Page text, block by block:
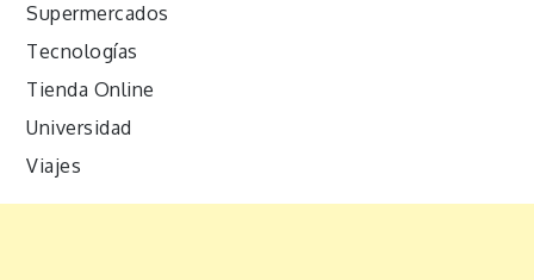
Supermercados
Tecnologías
Tienda Online
Universidad
Viajes